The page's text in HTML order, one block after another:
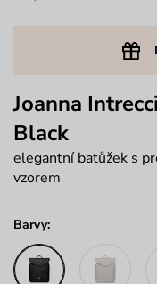
Joanna
Black
elegantní batůžek s
vzorem
Barvy: